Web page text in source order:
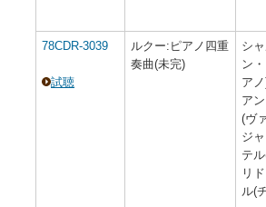
78CDR-3039
試聴
ルクー:ピアノ四重
奏曲(未完)
シ
ン
ア
ア
(ヴ
ジ
テ
リ
ル(